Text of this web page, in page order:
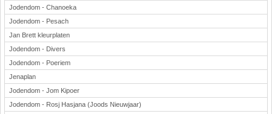
Jodendom - Chanoeka
Jodendom - Pesach
Jan Brett kleurplaten
Jodendom - Divers
Jodendom - Poeriem
Jenaplan
Jodendom - Jom Kipoer
Jodendom - Rosj Hasjana (Joods Nieuwjaar)